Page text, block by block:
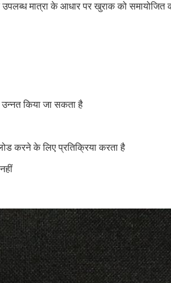
मात्रा के आधार पर खुराक को
किया जा सकता है
करने के लिए प्रतिक्रिया करता है